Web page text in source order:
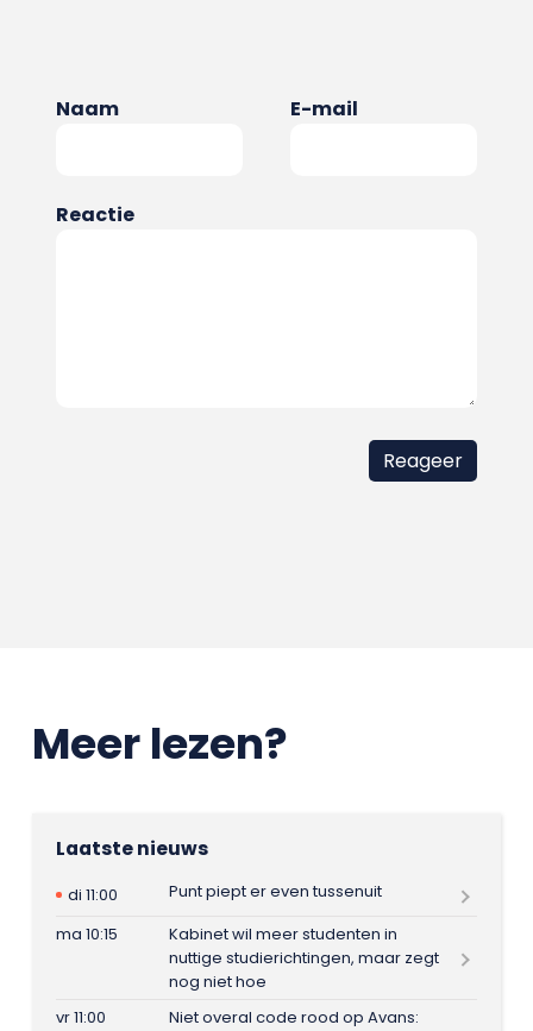
Naam E-mail
Reactie
Meer lezen?
Laatste nieuws
di 11:00
Punt piept er even tussenuit
ma 10:15
Kabinet wil meer studenten in
nuttige studierichtingen, maar zegt
nog niet hoe
vr 11:00
Niet overal code rood op Avans: